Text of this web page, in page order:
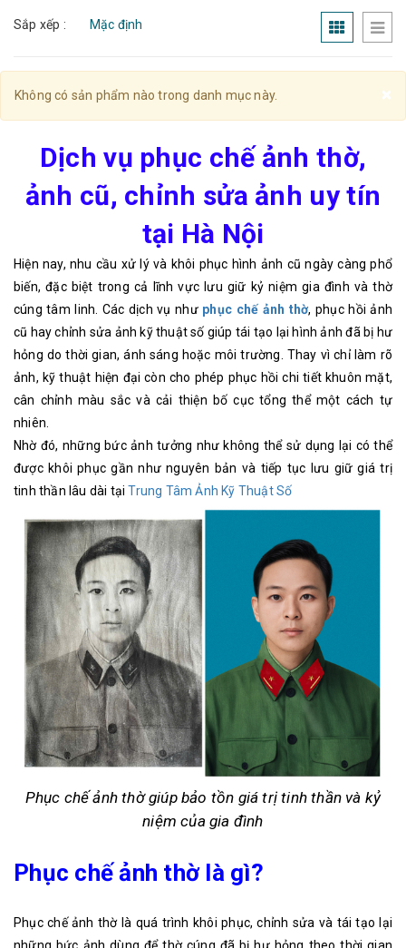
Sắp xếp :
×
Không có sản phẩm nào trong danh mục này.
Dịch vụ phục chế ảnh thờ,
ảnh cũ, chỉnh sửa ảnh uy tín
tại Hà Nội
Hiện nay, nhu cầu xử lý và khôi phục hình ảnh cũ ngày càng phổ
biến, đặc biệt trong cả lĩnh vực lưu giữ kỷ niệm gia đình và thờ
cúng tâm linh. Các dịch vụ như phục chế ảnh thờ, phục hồi ảnh
cũ hay chỉnh sửa ảnh kỹ thuật số giúp tái tạo lại hình ảnh đã bị hư
hỏng do thời gian, ánh sáng hoặc môi trường. Thay vì chỉ làm rõ
ảnh, kỹ thuật hiện đại còn cho phép phục hồi chi tiết khuôn mặt,
cân chỉnh màu sắc và cải thiện bố cục tổng thể một cách tự
nhiên.
Nhờ đó, những bức ảnh tưởng như không thể sử dụng lại có thể
được khôi phục gần như nguyên bản và tiếp tục lưu giữ giá trị
tinh thần lâu dài tạiTrung Tâm Ảnh Kỹ Thuật Số
Phục chế ảnh thờ giúp bảo tồn giá trị tinh thần và kỷ
niệm của gia đình
Phục chế ảnh thờ là gì?
Phục chế ảnh thờ là quá trình khôi phục, chỉnh sửa và tái tạo lại